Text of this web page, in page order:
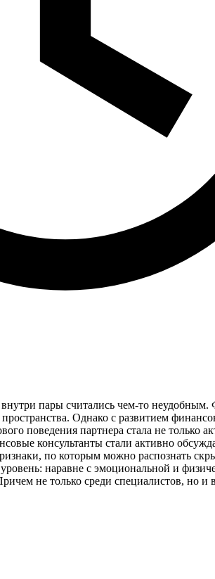
пары считались чем-то неудобным.
Однако с развитием
поведения партнера стала не только
консультанты стали активно
по которым можно распознать
наравне с эмоциональной и
не только среди специалистов, но и